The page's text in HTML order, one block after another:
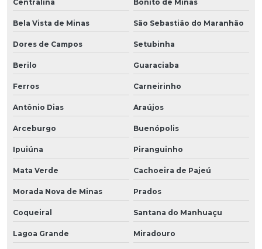
Centralina Bonito de Minas
Bela Vista de Minas São Sebastião do Maranhão
Dores de Campos Setubinha
Berilo Guaraciaba
Ferros Carneirinho
Antônio Dias Araújos
Arceburgo Buenópolis
Ipuiúna Piranguinho
Mata Verde Cachoeira de Pajeú
Morada Nova de Minas Prados
Coqueiral Santana do Manhuaçu
Lagoa Grande Miradouro